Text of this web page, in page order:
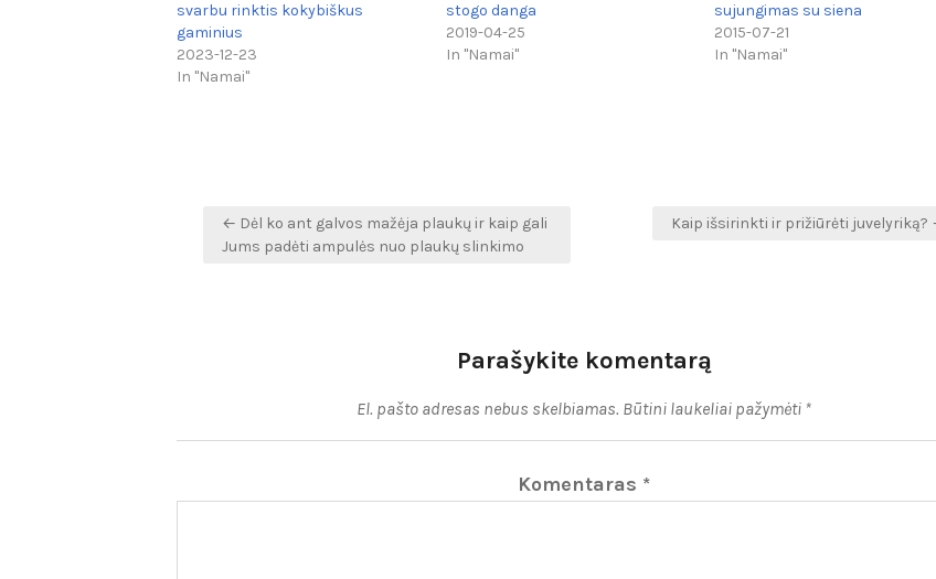
svarbu rinktis kokybiškus
gaminius
2023-12-23
In "Namai"
stogo danga
2019-04-25
In "Namai"
sujungimas su siena
2015-07-21
In "Namai"
Navigacija
tarp
← Dėl ko ant galvos mažėja plaukų ir kaip gali
Jums padėti ampulės nuo plaukų slinkimo
Kaip išsirinkti ir prižiūrėti juvelyriką?
Parašykite komentarą
El. pašto adresas nebus skelbiamas. Būtini laukeliai pažymėti *
Komentaras *